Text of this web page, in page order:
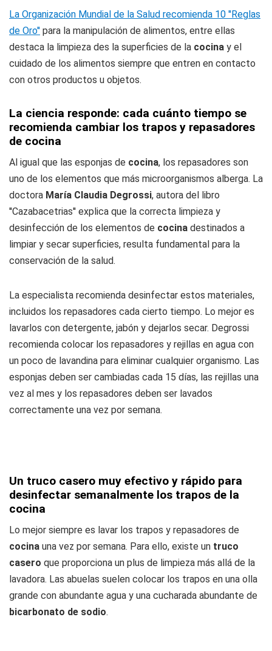
La Organización Mundial de la Salud recomienda 10 ''Reglas
de Oro'' para la manipulación de alimentos, entre ellas
destaca la limpieza des la superficies de la cocina y el
cuidado de los alimentos siempre que entren en contacto
con otros productos u objetos.
La ciencia responde: cada cuánto tiempo se
recomienda cambiar los trapos y repasadores
de cocina
Al igual que las esponjas de cocina, los repasadores son
uno de los elementos que más microorganismos alberga. La
doctora María Claudia Degrossi, autora del libro
''Cazabacetrias'' explica que la correcta limpieza y
desinfección de los elementos de cocina destinados a
limpiar y secar superficies, resulta fundamental para la
conservación de la salud.
La especialista recomienda desinfectar estos materiales,
incluidos los repasadores cada cierto tiempo. Lo mejor es
lavarlos con detergente, jabón y dejarlos secar. Degrossi
recomienda colocar los repasadores y rejillas en agua con
un poco de lavandina para eliminar cualquier organismo. Las
esponjas deben ser cambiadas cada 15 días, las rejillas una
vez al mes y los repasadores deben ser lavados
correctamente una vez por semana.
Un truco casero muy efectivo y rápido para
desinfectar semanalmente los trapos de la
cocina
Lo mejor siempre es lavar los trapos y repasadores de
cocina una vez por semana. Para ello, existe un truco
casero que proporciona un plus de limpieza más allá de la
lavadora. Las abuelas suelen colocar los trapos en una olla
grande con abundante agua y una cucharada abundante de
bicarbonato de sodio.